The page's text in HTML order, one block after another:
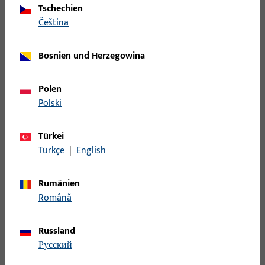
5-08319-00-0-3 |
Hebegetriebeschloss
O.HAKENR
variabel, Dornmaß 40 mm, Nuss
Innenvierkant 12 mm,
495151 | Netzteil
NT Click 230/24V
495170 |
Kettenantrieb
KS15 1000 S12
Tschechien
čeština
Bosnien und Herzegowina
Polen
Polski
Türkei
Türkçe | English
Rumänien
Română
Russland
русский